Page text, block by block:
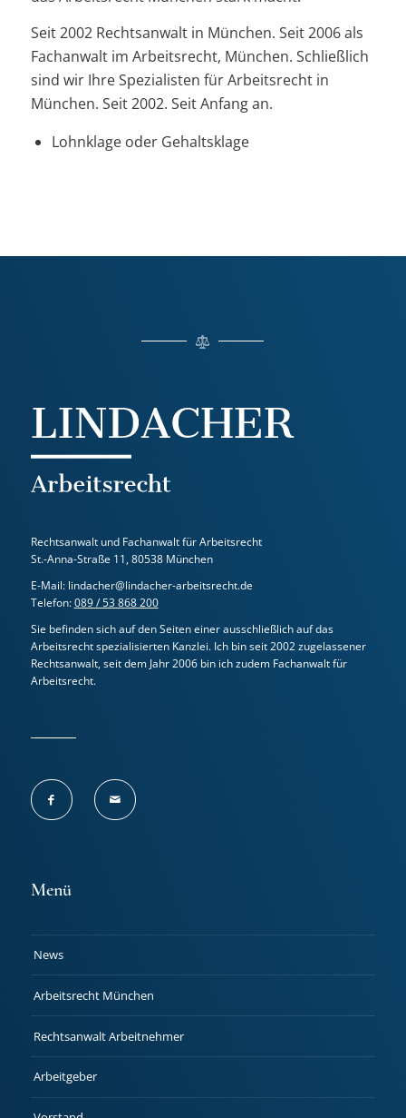
Seit 2002 Rechtsanwalt in München. Seit 2006 als
Fachanwalt im Arbeitsrecht, München. Schließlich
sind wir Ihre Spezialisten für Arbeitsrecht in
München. Seit 2002. Seit Anfang an.
Lohnklage oder Gehaltsklage
Rechtsanwalt und Fachanwalt für Arbeitsrecht
St.-Anna-Straße 11, 80538 München
E-Mail: lindacher@lindacher-arbeitsrecht.de
Telefon:089 / 53 868 200
Sie befinden sich auf den Seiten einer ausschließlich auf das
Arbeitsrecht spezialisierten Kanzlei. Ich bin seit 2002 zugelassener
Rechtsanwalt, seit dem Jahr 2006 bin ich zudem Fachanwalt für
Arbeitsrecht.
Menü
News
Arbeitsrecht München
Rechtsanwalt Arbeitnehmer
Arbeitgeber